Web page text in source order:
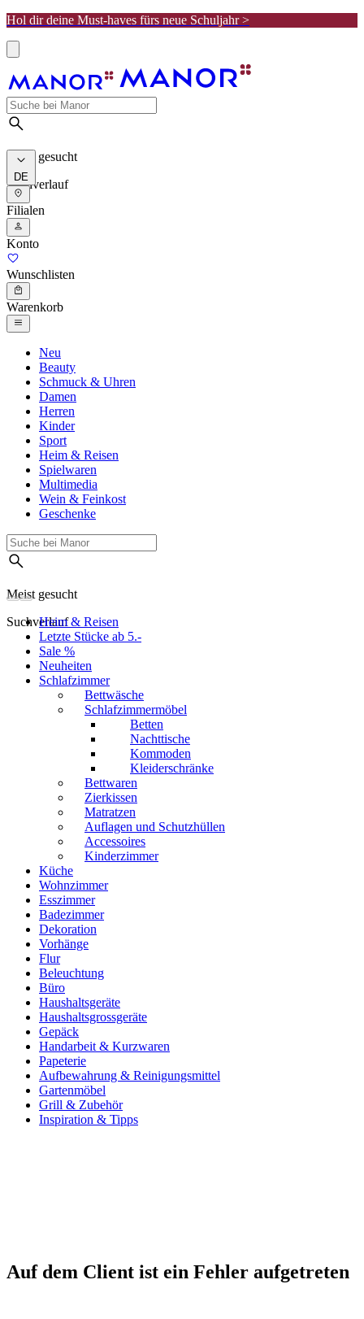
Hol dir deine Must-haves fürs neue Schuljahr >
Meist gesucht
Suchverlauf
DE
Filialen
Konto
Wunschlisten
Warenkorb
Neu
Beauty
Schmuck & Uhren
Damen
Herren
Kinder
Sport
Heim & Reisen
Spielwaren
Multimedia
Wein & Feinkost
Geschenke
Meist gesucht
SuchverlaufHeim & Reisen
Letzte Stücke ab 5.-
Sale %
Neuheiten
Schlafzimmer
Bettwäsche
Schlafzimmermöbel
Betten
Nachttische
Kommoden
Kleiderschränke
Bettwaren
Zierkissen
Matratzen
Auflagen und Schutzhüllen
Accessoires
Kinderzimmer
Küche
Wohnzimmer
Esszimmer
Badezimmer
Dekoration
Vorhänge
Flur
Beleuchtung
Büro
Haushaltsgeräte
Haushaltsgrossgeräte
Gepäck
Handarbeit & Kurzwaren
Papeterie
Aufbewahrung & Reinigungsmittel
Gartenmöbel
Grill & Zubehör
Inspiration & Tipps
Auf dem Client ist ein Fehler aufgetreten